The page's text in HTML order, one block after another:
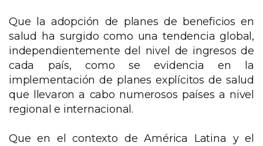
Que la adopción de planes de beneficios en
salud ha surgido como una tendencia global,
independientemente del nivel de ingresos de
cada país, como se evidencia en la
implementación de planes explícitos de salud
que llevaron a cabo numerosos países a nivel
regional e internacional.
Que en el contexto de América Latina y el